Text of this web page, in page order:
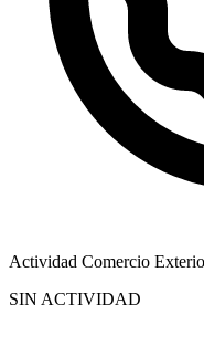
Actividad Comercio
SIN ACTIVIDAD